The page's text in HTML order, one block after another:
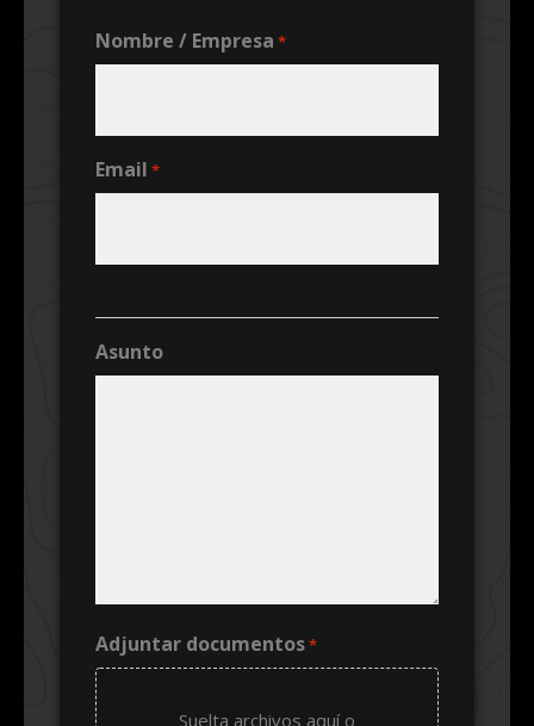
Nombre / Empresa *
Email *
Asunto
Adjuntar documentos*
Suelta archivos aquí o